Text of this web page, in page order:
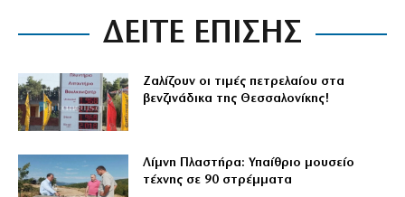
ΔΕΙΤΕ ΕΠΙΣΗΣ
Ζαλίζουν οι τιμές πετρελαίου στα
βενζινάδικα της Θεσσαλονίκης!
Λίμνη Πλαστήρα: Υπαίθριο μουσείο
τέχνης σε 90 στρέμματα